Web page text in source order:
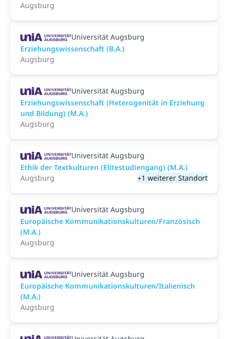
Augsburg
Universität Augsburg
Erziehungswissenschaft (B.A.)
Augsburg
Universität Augsburg
Erziehungswissenschaft (Heterogenität in Erziehung
und Bildung) (M.A.)
Augsburg
Universität Augsburg
Ethik der Textkulturen (Elitestudiengang) (M.A.)
Augsburg
+1 weiterer Standort
Universität Augsburg
Europäische Kommunikationskulturen/Französisch
(M.A.)
Augsburg
Universität Augsburg
Europäische Kommunikationskulturen/Italienisch
(M.A.)
Augsburg